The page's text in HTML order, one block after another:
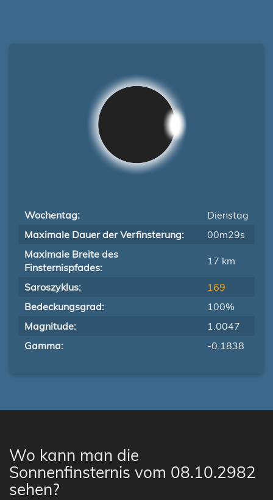
Wochentag:
Dienstag
Maximale Dauer der Verfinsterung:
00m29s
Maximale Breite des
Finsternispfades:
17 km
Saroszyklus:
169
Bedeckungsgrad:
100%
Magnitude:
1.0047
Gamma:
-0.1838
Wo kann man die
Sonnenfinsternis vom 08.10.2982
sehen?